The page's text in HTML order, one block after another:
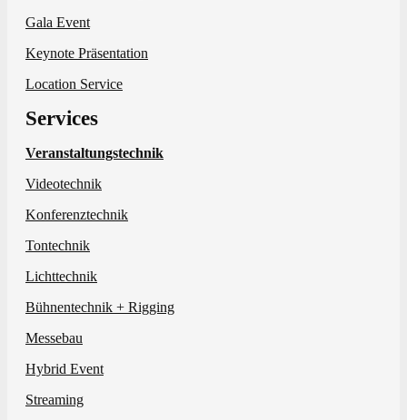
Gala Event
Keynote Präsentation
Location Service
Services
Veranstaltungstechnik
Videotechnik
Konferenztechnik
Tontechnik
Lichttechnik
Bühnentechnik + Rigging
Messebau
Hybrid Event
Streaming